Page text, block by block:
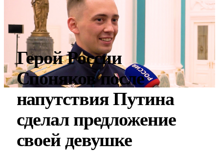
Герой России
Споняков после
напутствия Путина
сделал предложение
своей девушке